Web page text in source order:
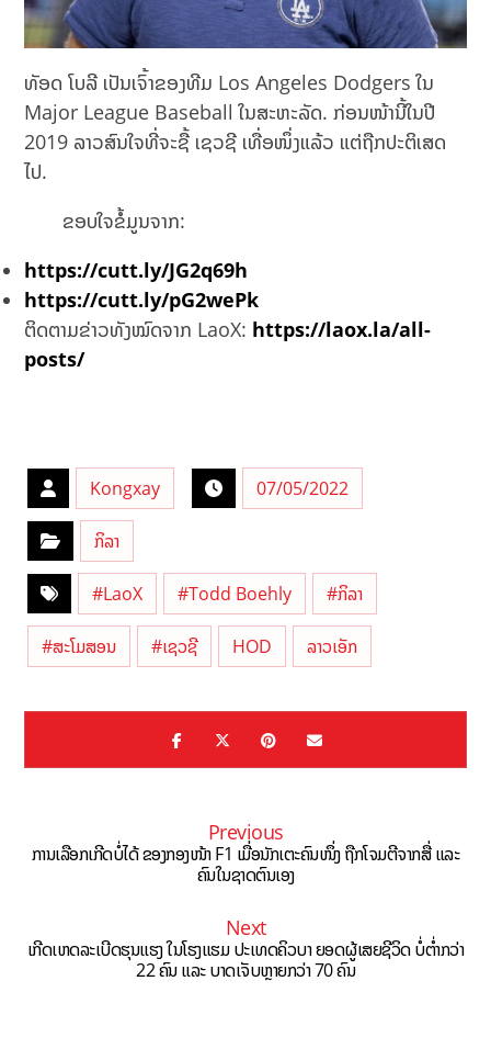
ທັອດ ໂບລີ ເປັນເຈົ້າຂອງທີມ Los Angeles Dodgers ໃນ
Major League Baseball ໃນສະຫະລັດ. ກ່ອນໜ້ານີ້ໃນປີ
2019 ລາວສົນໃຈທີ່ຈະຊື້ ເຊວຊີ ເທື່ອໜຶ່ງແລ້ວ ແຕ່ຖືກປະຕິເສດ
ໄປ.
ຂອບໃຈຂໍ້ມູນຈາກ:
https://cutt.ly/JG2q69h
https://cutt.ly/pG2wePk
ຕິດຕາມຂ່າວທັງໝົດຈາກ LaoX: https://laox.la/all-
posts/
Kongxay 07/05/2022
ກິລາ
#LaoX #Todd Boehly #ກິລາ
#ສະໂມສອນ #ເຊວຊີ HOD ລາວເອັກ
Previous
ການເລືອກເກີດບໍ່ໄດ້ ຂອງກອງໜ້າ F1 ເມື່ອນັກເຕະຄົນໜຶ່ງ ຖືກໂຈມຕີຈາກສື່ ແລະ
ຄົນໃນຊາດຕົນເອງ
Next
ເກີດເຫດລະເບີດຮຸນແຮງ ໃນໂຮງແຮມ ປະເທດຄິວບາ ຍອດຜູ້ເສຍຊີວິດ ບໍ່ຕໍ່າກວ່າ
22 ຄົນ ແລະ ບາດເຈັບຫຼາຍກວ່າ 70 ຄົນ